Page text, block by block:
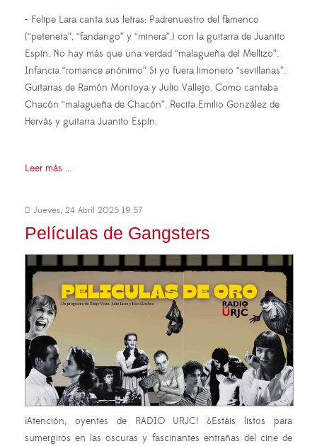
- Felipe Lara canta sus letras: Padrenuestro del flamenco
(“petenera”, “fandango” y “minera”.) con la guitarra de Juanito
Espín. No hay más que una verdad “malagueña del Mellizo”.
Infancia “romance anónimo” Si yo fuera limonero “sevillanas”.
Guitarras de Ramón Montoya y Julio Vallejo. Como cantaba
Chacón “malagueña de Chacón”. Recita Emilio González de
Hervás y guitarra Juanito Espín.
Leer más ...
Jueves, 24 Abril 2025 19:57
Películas de Gangsters
¡Atención, oyentes de RADIO URJC! ¿Estáis listos para
sumergiros en las oscuras y fascinantes entrañas del cine de